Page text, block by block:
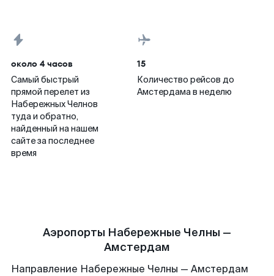
около 4 часов
Самый быстрый
прямой перелет из
Набережных Челнов
туда и обратно,
найденный на нашем
сайте за последнее
время
15
Количество рейсов до
Амстердама в неделю
Аэропорты Набережные Челны —
Амстердам
Направление Набережные Челны — Амстердам